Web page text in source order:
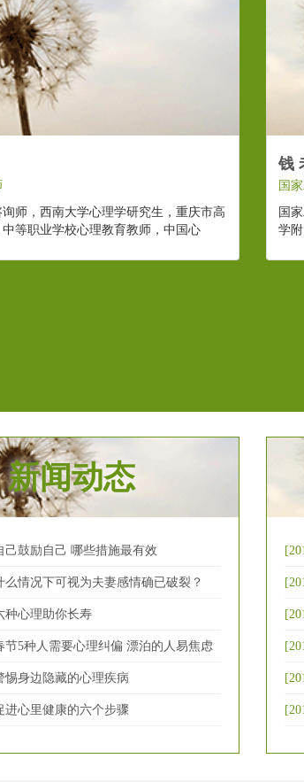
询师，西南大学心理学研究生，重庆市高
等职业学校心理教育教师，中国心
钱
国
国
学
新闻动态
己鼓励自己 哪些措施最有效
么情况下可视为夫妻感情确已破裂？
种心理助你长寿
节5种人需要心理纠偏 漂泊的人易焦虑
惕身边隐藏的心理疾病
进心里健康的六个步骤